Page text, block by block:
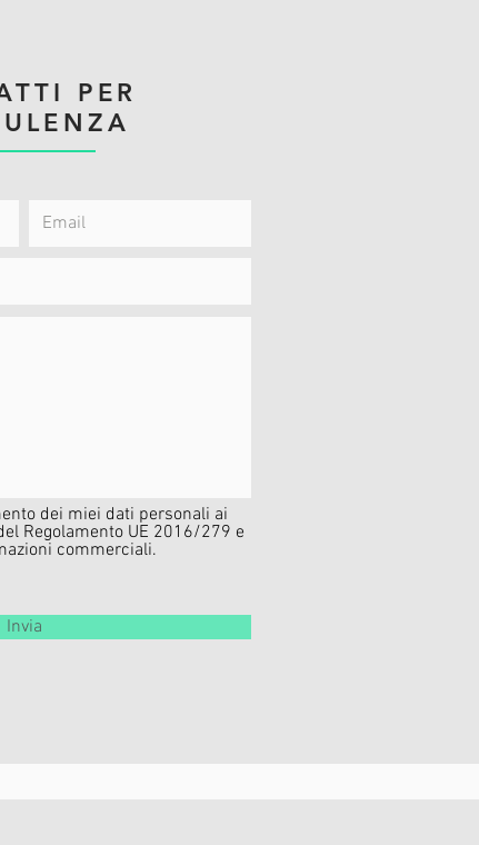
PER
dei miei dati personali ai
Regolamento UE 2016/279 e
commerciali.
Invia